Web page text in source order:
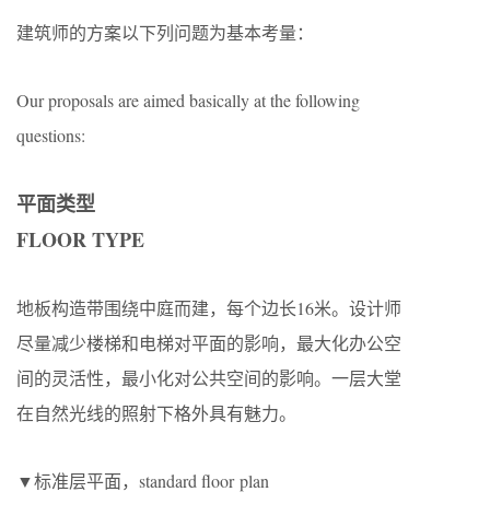
建筑师的方案以下列问题为基本考量：
Our proposals are aimed basically at the following
questions:
平面类型
FLOOR TYPE
地板构造带围绕中庭而建，每个边长16米。设计师
尽量减少楼梯和电梯对平面的影响，最大化办公空
间的灵活性，最小化对公共空间的影响。一层大堂
在自然光线的照射下格外具有魅力。
▼标准层平面，standard floor plan